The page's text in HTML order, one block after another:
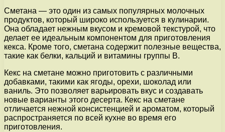
Сметана — это один из самых популярных молочных
продуктов, который широко используется в кулинарии.
Она обладает нежным вкусом и кремовой текстурой, что
делает ее идеальным компонентом для приготовления
кекса. Кроме того, сметана содержит полезные вещества,
такие как белки, кальций и витамины группы В.
Кекс на сметане можно приготовить с различными
добавками, такими как ягоды, орехи, шоколад или
ваниль. Это позволяет варьировать вкус и создавать
новые варианты этого десерта. Кекс на сметане
отличается нежной консистенцией и ароматом, который
распространяется по всей кухне во время его
приготовления.